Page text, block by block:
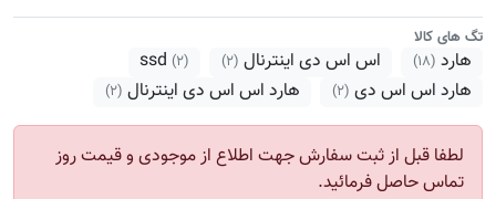
تگ های کالا
هارد (۱۸) اس اس دی اینترنال (۲) ssd (۲)
هارد اس اس دی (۲) هارد اس اس دی اینترنال (۲)
لطفا قبل از ثبت سفارش جهت اطلاع از موجودی و قیمت روز
تماس حاصل فرمائید.